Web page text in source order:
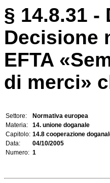
§ 14.8.31
Decisione
EFTA
di merci»
Settore:
Normativa europea
Materia:
14. unione doganale
Capitolo: 14.8 cooperazione
Data:
04/10/2005
Numero: 1